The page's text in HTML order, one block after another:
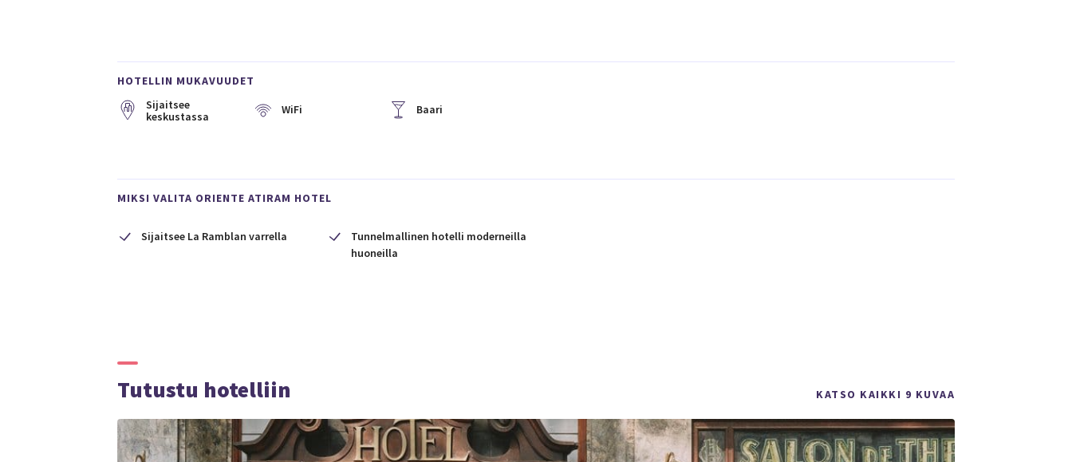
HOTELLIN MUKAVUUDET
Sijaitsee
keskustassa
WiFi Baari
MIKSI VALITA ORIENTE ATIRAM HOTEL
Sijaitsee La Ramblan varrella
Tunnelmallinen hotelli moderneilla
huoneilla
Tutustu hotelliin KATSO KAIKKI 9 KUVAA